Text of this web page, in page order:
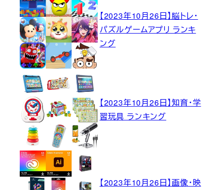
【2023年10月26日】脳トレ・
パズルゲームアプリ ランキ
ング
【2023年10月26日】知育・学
習玩具 ランキング
【2023年10月26日】画像・映